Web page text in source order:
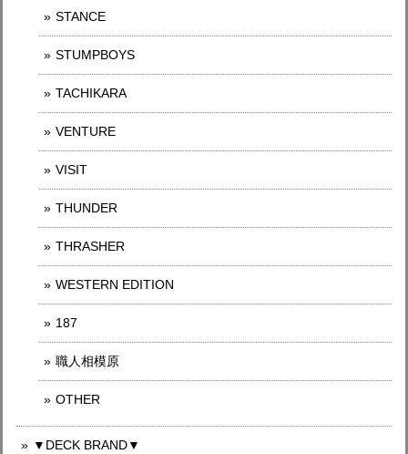
STANCE
STUMPBOYS
TACHIKARA
VENTURE
VISIT
THUNDER
THRASHER
WESTERN EDITION
187
職人相模原
OTHER
▼DECK BRAND▼